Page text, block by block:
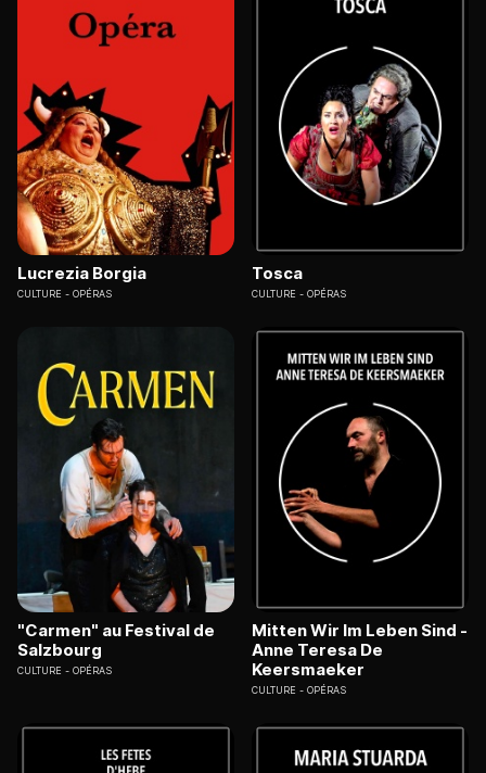
Lucrezia Borgia
CULTURE OPÉRAS
Tosca
CULTURE OPÉRAS
"Carmen" au Festival de
Salzbourg
CULTURE OPÉRAS
Mitten Wir Im Leben Sind -
Anne Teresa De
Keersmaeker
CULTURE OPÉRAS